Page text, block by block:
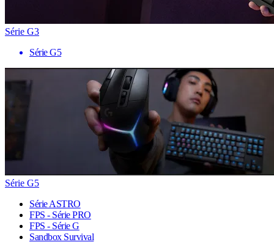
Série G3
Série G5
Série G5
Série ASTRO
FPS - Série PRO
FPS - Série G
Sandbox Survival